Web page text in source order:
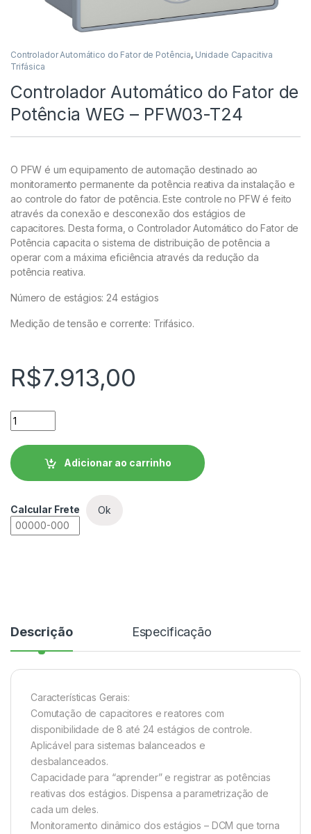
Controlador Automático do Fator de Potência, Unidade Capacitiva
Trifásica
Controlador Automático do Fator de
Potência WEG – PFW03-T24
O PFW é um equipamento de automação destinado ao
monitoramento permanente da potência reativa da instalação e
ao controle do fator de potência. Este controle no PFW é feito
através da conexão e desconexão dos estágios de
capacitores. Desta forma, o Controlador Automático do Fator de
Potência capacita o sistema de distribuição de potência a
operar com a máxima eficiência através da redução da
potência reativa.
Número de estágios: 24 estágios
Medição de tensão e corrente: Trifásico.
R$7.913,00
Controlador Automático do Fator de Potência WEG -
Adicionar ao carrinho
Calcular Frete Ok
Descrição Especificação
Características Gerais:
Comutação de capacitores e reatores com
disponibilidade de 8 até 24 estágios de controle.
Aplicável para sistemas balanceados e
desbalanceados.
Capacidade para “aprender” e registrar as potências
reativas dos estágios. Dispensa a parametrização de
cada um deles.
Monitoramento dinâmico dos estágios – DCM que torna